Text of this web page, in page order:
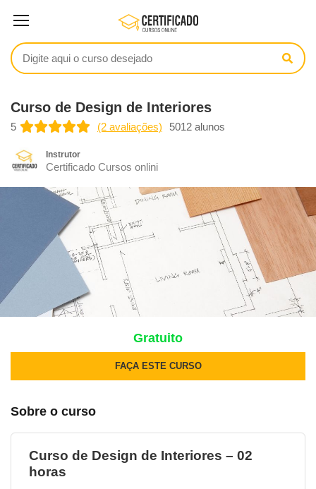
Curso de Design de Interiores
5 (2 avaliações) 5012 alunos
Instrutor
Certificado Cursos onlini
Gratuito
FAÇA ESTE CURSO
Sobre o curso
Curso de Design de Interiores – 02
horas